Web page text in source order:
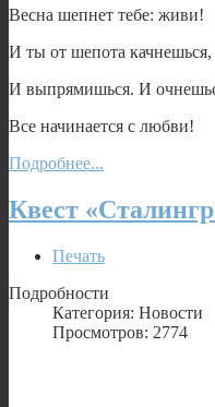
Весна шепнет тебе: живи!
И ты от шепота качнешься,
И выпрямишься. И
Все начинается с любви!
Подробнее...
Квест
Печать
Подробности
Категория: Новости
Просмотров: 2774